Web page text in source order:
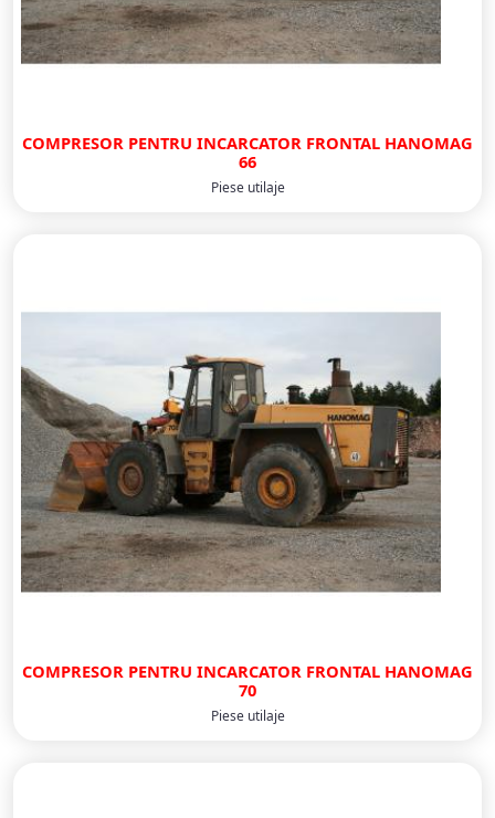
COMPRESOR PENTRU INCARCATOR FRONTAL HANOMAG
66
Piese utilaje
COMPRESOR PENTRU INCARCATOR FRONTAL HANOMAG
70
Piese utilaje